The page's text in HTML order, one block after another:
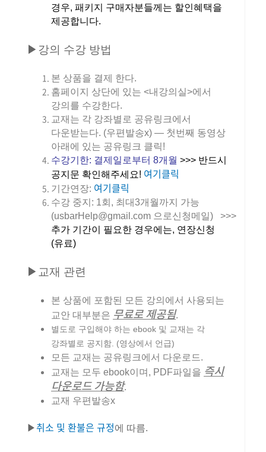
경우, 패키지 구매자분들께는 할인혜택을
제공합니다.
▶강의 수강 방법
본 상품을 결제 한다.
홈페이지 상단에 있는 <내강의실>에서
강의를 수강한다.
교재는 각 강좌별로 공유링크에서
다운받는다. (우편발송x) — 첫번째 동영상
아래에 있는 공유링크 클릭!
수강기한: 결제일로부터 8개월 >>> 반드시
공지문 확인해주세요! 여기클릭
기간연장: 여기클릭
수강 중지: 1회, 최대3개월까지 가능
(usbarHelp@gmail.com 으로신청메일) >>>
추가 기간이 필요한 경우에는, 연장신청
(유료)
▶교재 관련
본 상품에 포함된 모든 강의에서 사용되는
교안 대부분은 무료로 제공됨.
별도로 구입해야 하는 ebook 및 교재는 각
강좌별로 공지함. (영상에서 언급)
모든 교재는 공유링크에서 다운로드.
교재는 모두 ebook이며, PDF파일을 즉시
다운로드 가능함.
교재 우편발송x
▶취소 및 환불은 규정에 따름.